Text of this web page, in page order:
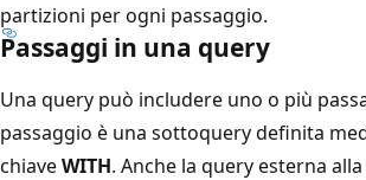
partizioni per ogni passaggio.
Passaggi in una query
Una query può includere uno o più
passaggio è una sottoquery definita
chiaveWITH. Anche la query esterna